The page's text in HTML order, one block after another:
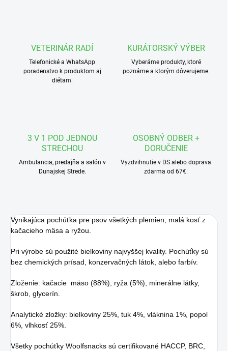
VETERINÁR RADÍ
Telefonické a WhatsApp
poradenstvo k produktom aj
diétam.
KURÁTORSKÝ VÝBER
Vyberáme produkty, ktoré
poznáme a ktorým dôverujeme.
3 V 1 POD JEDNOU
STRECHOU
Ambulancia, predajňa a salón v
Dunajskej Strede.
OSOBNÝ ODBER +
DORUČENIE
Vyzdvihnutie v DS alebo doprava
zdarma od 67€.
Vynikajúca pochúťka pre psov všetkých plemien, malá kosť z
kačacieho mäsa a ryžou.
Pri výrobe sú použité bielkoviny najvyššej kvality. Pochúťky sú
bez chemických prísad, konzervačných látok, alebo farbív.
Zloženie: kačacie mäso (88%), ryža (5%), minerálne látky,
škrob, glycerín.
Analytické zložky: bielkoviny 25%, tuk 4%, vláknina 1%, popol
6%, vlhkosť 25%.
Všetky pochúťky Woolfsnacks sú certifikované HACCP, BRC,